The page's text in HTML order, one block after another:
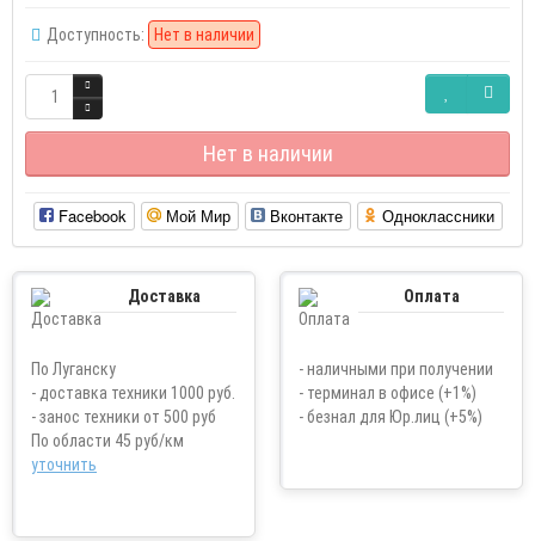
Доступность: Нет в наличии
Нет в наличии
Facebook Мой Мир Вконтакте Одноклассники
Доставка
По Луганску
- доставка техники 1000 руб.
- занос техники от 500 руб
По области 45 руб/км
уточнить
Оплата
- наличными при получении
- терминал в офисе (+1%)
- безнал для Юр.лиц (+5%)